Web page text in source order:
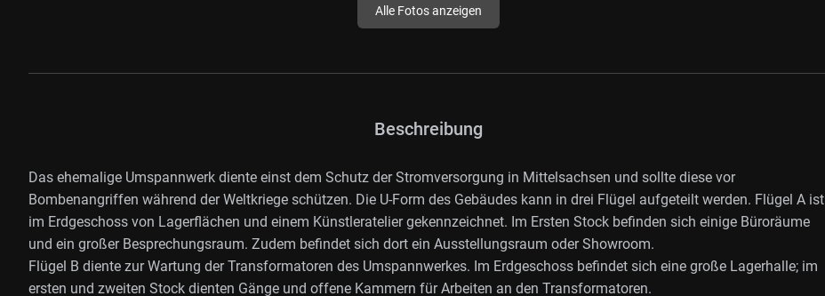
Alle Fotos anzeigen
Beschreibung
Das ehemalige Umspannwerk diente einst dem Schutz der Stromversorgung in Mittelsachsen und sollte diese vor
Bombenangriffen während der Weltkriege schützen. Die U-Form des Gebäudes kann in drei Flügel aufgeteilt werden. Flügel A ist
im Erdgeschoss von Lagerflächen und einem Künstleratelier gekennzeichnet. Im Ersten Stock befinden sich einige Büroräume
und ein großer Besprechungsraum. Zudem befindet sich dort ein Ausstellungsraum oder Showroom.
Flügel B diente zur Wartung der Transformatoren des Umspannwerkes. Im Erdgeschoss befindet sich eine große Lagerhalle; im
ersten und zweiten Stock dienten Gänge und offene Kammern für Arbeiten an den Transformatoren.